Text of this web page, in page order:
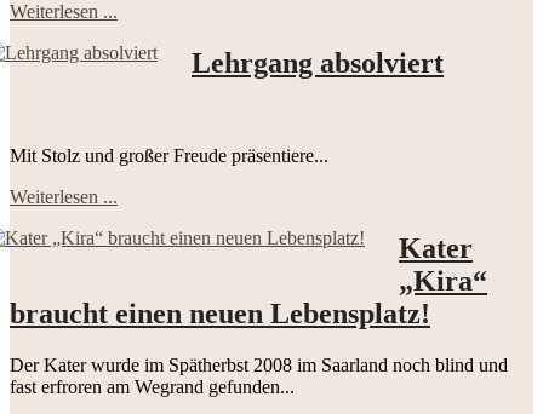
Weiterlesen ...
Lehrgang absolviert
Mit Stolz und großer Freude präsentiere...
Weiterlesen ...
Kater
„Kira“
braucht einen neuen Lebensplatz!
Der Kater wurde im Spätherbst 2008 im Saarland noch blind und
fast erfroren am Wegrand gefunden...